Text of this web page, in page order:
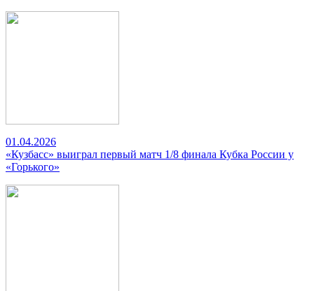
01.04.2026
«Кузбасс» выиграл первый матч 1/8 финала Кубка России у
«Горького»